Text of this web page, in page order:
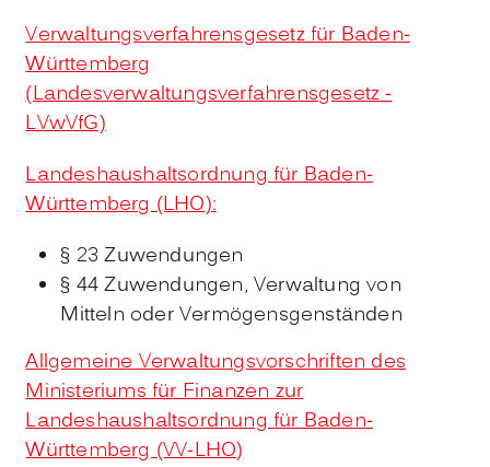
Verwaltungsverfahrensgesetz für Baden-
Württemberg
(Landesverwaltungsverfahrensgesetz -
LVwVfG)
Landeshaushaltsordnung für Baden-
Württemberg (LHO):
§ 23 Zuwendungen
§ 44 Zuwendungen, Verwaltung von
Mitteln oder Vermögensgenständen
Allgemeine Verwaltungsvorschriften des
Ministeriums für Finanzen zur
Landeshaushaltsordnung für Baden-
Württemberg (VV-LHO)